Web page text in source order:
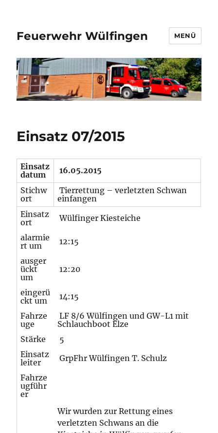
Feuerwehr Wülfingen MENÜ
Einsatz 07/2015
Einsatz
datum
16.05.2015
Stichw
ort
Tierrettung – verletzten Schwan
einfangen
Einsatz
ort
Wülfinger Kiesteiche
alarmie
rt um
12:15
ausger
ückt
um
12:20
eingerü
ckt um
14:15
Fahrze
uge
LF 8/6 Wülfingen und GW-L1 mit
Schlauchboot Elze
Stärke
5
Einsatz
leiter
GrpFhr Wülfingen T. Schulz
Fahrze
ugführ
er
Wir wurden zur Rettung eines
verletzten Schwans an die